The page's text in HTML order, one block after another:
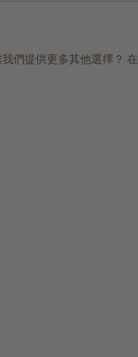
們提供更多其他選擇？